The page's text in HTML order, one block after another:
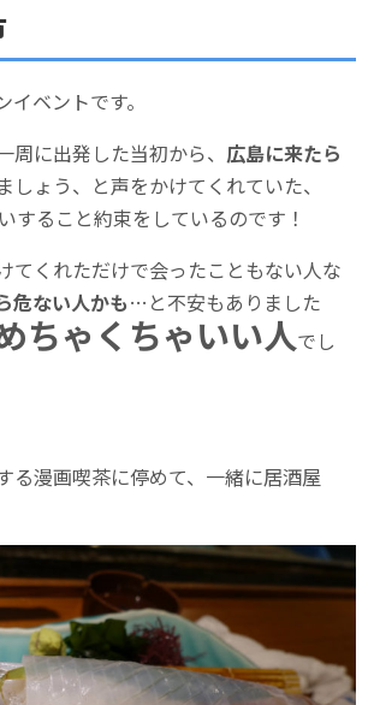
ベントです。
周に出発した当初から、 広島に来たら
しょう、と声をかけてくれていた、
すること約束をしているのです！
てくれただけで会ったこともない人な
危ない人かも…と不安もありました
ちゃくちゃいい人でし
る漫画喫茶に停めて、一緒に居酒屋